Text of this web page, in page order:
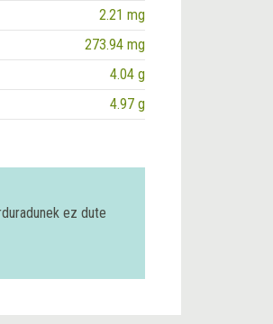
2.21 mg
273.94 mg
4.04 g
4.97 g
ez dute